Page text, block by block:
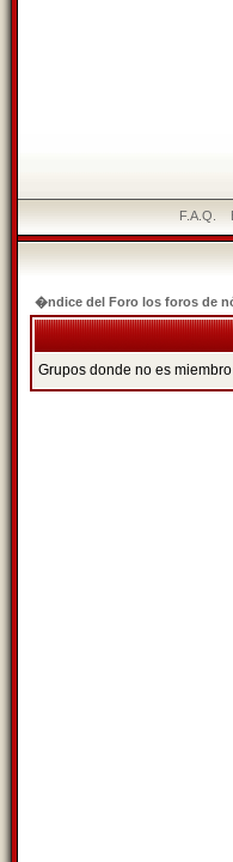
F.A.Q.
�ndice del Foro los foros de
Grupos donde no es miembro